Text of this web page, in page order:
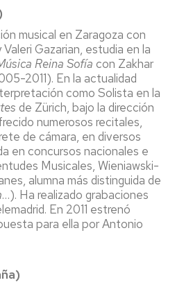
musical en Zaragoza con
Gazarian, estudia en la
Reina Sofía con Zakhar
2011). En la actualidad
como Solista en la
de Zürich, bajo la dirección
numerosos recitales,
de cámara, en diversos
en concursos nacionales e
Musicales, Wieniawski-
alumna más distinguida de
…). Ha realizado grabaciones
En 2011 estrenó
para ella por Antonio